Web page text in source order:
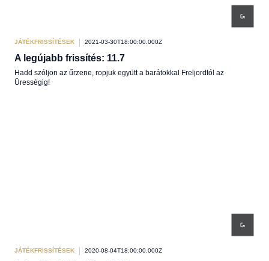
JÁTÉKFRISSÍTÉSEK 2021-03-30T18:00:00.000Z
A legújabb frissítés: 11.7
Hadd szóljon az űrzene, ropjuk együtt a barátokkal Freljordtól az
Ürességig!
JÁTÉKFRISSÍTÉSEK 2020-08-04T18:00:00.000Z